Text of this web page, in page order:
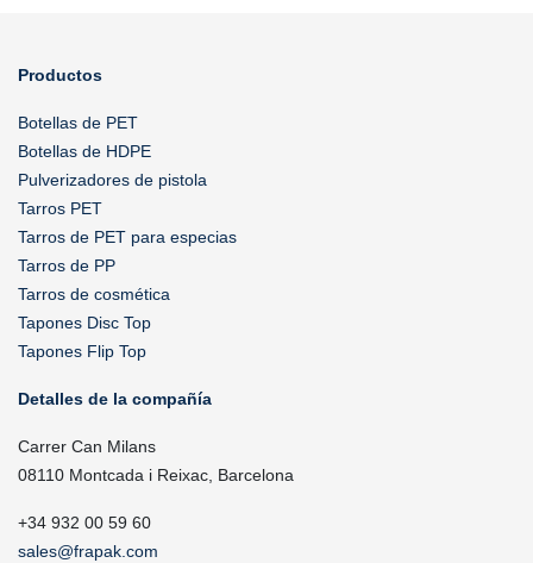
Productos
Botellas de PET
Botellas de HDPE
Pulverizadores de pistola
Tarros PET
Tarros de PET para especias
Tarros de PP
Tarros de cosmética
Tapones Disc Top
Tapones Flip Top
Detalles de la compañía
Carrer Can Milans
08110 Montcada i Reixac, Barcelona
+34 932 00 59 60
sales@frapak.com